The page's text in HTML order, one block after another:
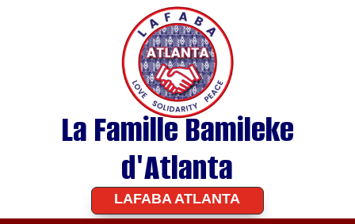
La Famille Bamileke
d'Atlanta
LAFABA ATLANTA